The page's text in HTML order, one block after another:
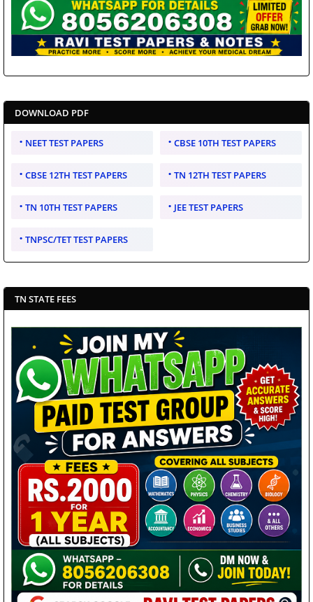
DOWNLOAD PDF
NEET TEST PAPERS CBSE 10TH TEST PAPERS
CBSE 12TH TEST PAPERS TN 12TH TEST PAPERS
TN 10TH TEST PAPERS JEE TEST PAPERS
TNPSC/TET TEST PAPERS
TN STATE FEES